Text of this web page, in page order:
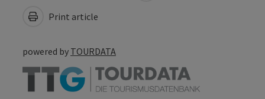
Print article
powered by TOURDATA